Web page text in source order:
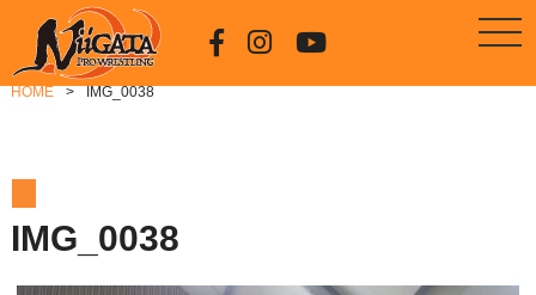
HOME IMG_0038
IMG_0038